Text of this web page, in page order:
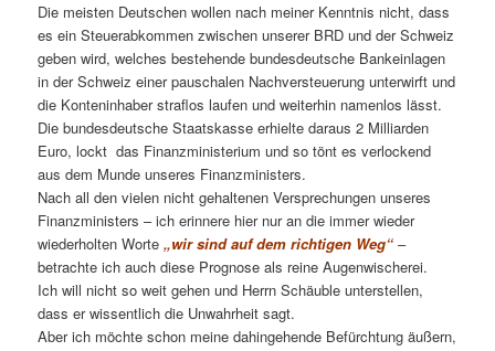
Die meisten Deutschen wollen nach meiner Kenntnis nicht, dass
es ein Steuerabkommen zwischen unserer BRD und der Schweiz
geben wird, welches bestehende bundesdeutsche Bankeinlagen
in der Schweiz einer pauschalen Nachversteuerung unterwirft und
die Konteninhaber straflos laufen und weiterhin namenlos lässt.
Die bundesdeutsche Staatskasse erhielte daraus 2 Milliarden
Euro, lockt das Finanzministerium und so tönt es verlockend
aus dem Munde unseres Finanzministers.
Nach all den vielen nicht gehaltenen Versprechungen unseres
Finanzministers – ich erinnere hier nur an die immer wieder
wiederholten Worte„wir sind auf dem richtigen Weg“ –
betrachte ich auch diese Prognose als reine Augenwischerei.
Ich will nicht so weit gehen und Herrn Schäuble unterstellen,
dass er wissentlich die Unwahrheit sagt.
Aber ich möchte schon meine dahingehende Befürchtung äußern,